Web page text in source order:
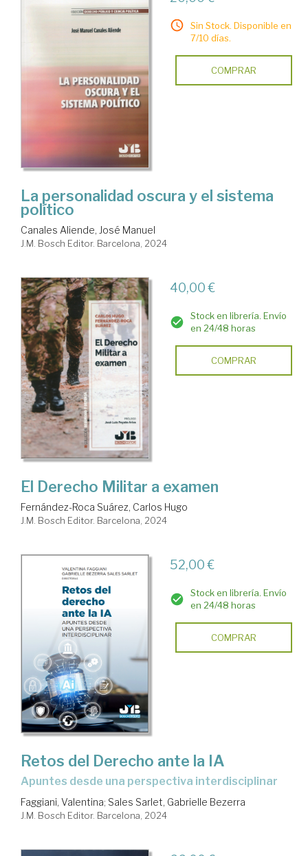
Sin Stock. Disponible en
7/10 días.
COMPRAR
La personalidad oscura y el sistema
político
Canales Aliende, José Manuel
J.M. Bosch Editor. Barcelona, 2024
40,00 €
Stock en librería. Envío
en 24/48 horas
COMPRAR
El Derecho Militar a examen
Fernández-Roca Suárez, Carlos Hugo
J.M. Bosch Editor. Barcelona, 2024
52,00 €
Stock en librería. Envío
en 24/48 horas
COMPRAR
Retos del Derecho ante la IA
apuntes desde una perspectiva interdisciplinar
Faggiani, Valentina; Sales Sarlet, Gabrielle Bezerra
J.M. Bosch Editor. Barcelona, 2024